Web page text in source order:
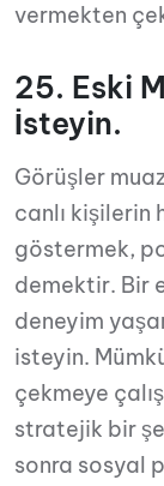
vermekten
25. Eski
İsteyin.
Görüşler
canlı kişilerin
göstermek,
demektir. Bir
deneyim
isteyin.
çekmeye
stratejik bir
sonra sosyal